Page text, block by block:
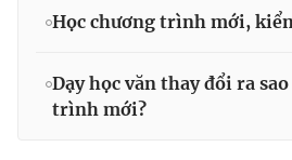
Học chương trình mới,
Dạy học văn thay đổi ra
trình mới?